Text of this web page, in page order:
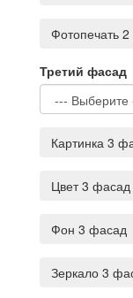
Фотопечать
Третий фасад
Картинка 3
Цвет 3 фасад
Фон 3 фасад
Зеркало 3